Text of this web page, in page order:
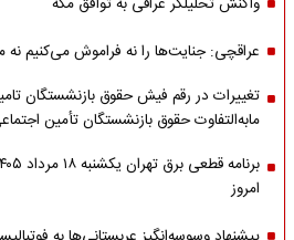
عراقچی: جنایت‌ها را نه فراموش می‌کنیم
تغییرات در رقم فیش حقوق بازنشستگان
مابه‌التفاوت حقوق بازنشستگان تأمین
امروز